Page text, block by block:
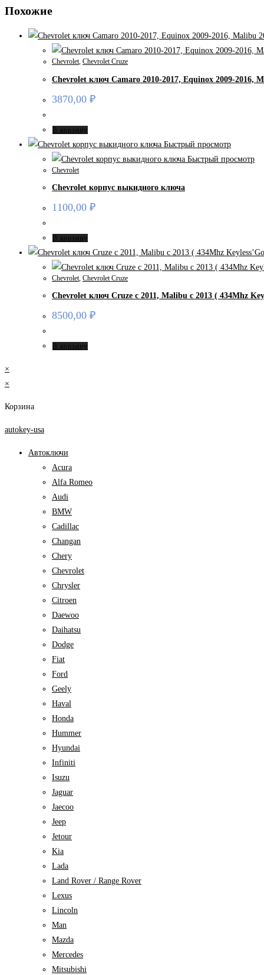
Похожие
Chevrolet, Chevrolet Cruze
Chevrolet ключ Camaro 2010-2017, Equinox 2009-2016,
3870,00 ₽
В корзину
Быстрый просмотр
Быстрый просмотр
Chevrolet
Chevrolet корпус выкидного ключа
1100,00 ₽
В корзину
Chevrolet, Chevrolet Cruze
Chevrolet ключ Cruze c 2011, Malibu с 2013 ( 434Mhz
8500,00 ₽
В корзину
×
×
Корзина
autokey-usa
Автоключи
Acura
Alfa Romeo
Audi
BMW
Cadillac
Changan
Chery
Chevrolet
Chrysler
Citroen
Daewoo
Daihatsu
Dodge
Fiat
Ford
Geely
Haval
Honda
Hummer
Hyundai
Infiniti
Isuzu
Jaguar
Jaecoo
Jeep
Jetour
Kia
Lada
Land Rover / Range Rover
Lexus
Lincoln
Man
Mazda
Mercedes
Mitsubishi